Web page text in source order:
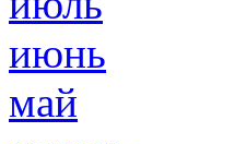
июнь
май